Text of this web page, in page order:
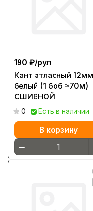
190 ₽/рул
Кант атласный 12мм
белый (1 боб ≈70м)
СШИВНОЙ
0 Есть в наличии
В корзину